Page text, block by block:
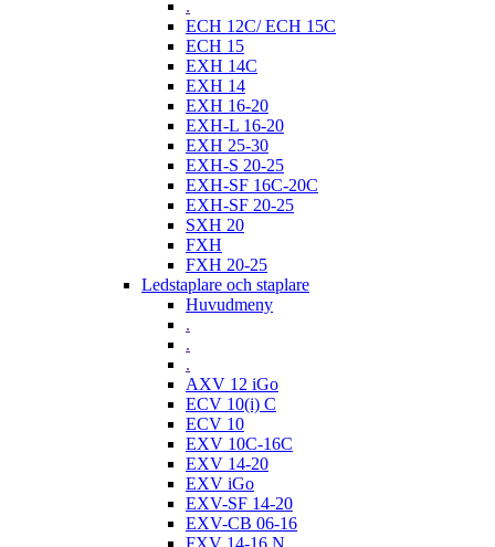
.
ECH 12C/ ECH 15C
ECH 15
EXH 14C
EXH 14
EXH 16-20
EXH-L 16-20
EXH 25-30
EXH-S 20-25
EXH-SF 16C-20C
EXH-SF 20-25
SXH 20
FXH
FXH 20-25
Ledstaplare och staplare
Huvudmeny
.
.
.
AXV 12 iGo
ECV 10(i) C
ECV 10
EXV 10C-16C
EXV 14-20
EXV iGo
EXV-SF 14-20
EXV-CB 06-16
FXV 14-16 N